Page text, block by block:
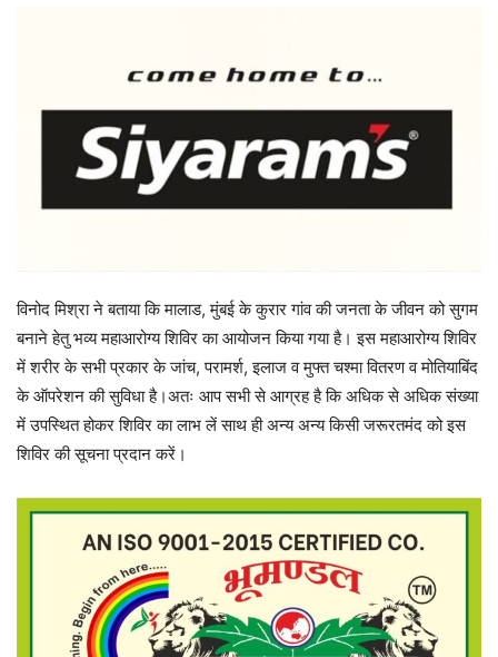
विनोद मिश्रा ने बताया कि मालाड, मुंबई के कुरार गांव की जनता के जीवन को सुगम
बनाने हेतु भव्य महाआरोग्य शिविर का आयोजन किया गया है। इस महाआरोग्य शिविर
में शरीर के सभी प्रकार के जांच, परामर्श, इलाज व मुफ्त चश्मा वितरण व मोतियाबिंद
के ऑपरेशन की सुविधा है।अतः आप सभी से आग्रह है कि अधिक से अधिक संख्या
में उपस्थित होकर शिविर का लाभ लें साथ ही अन्य अन्य किसी जरूरतमंद को इस
शिविर की सूचना प्रदान करें।